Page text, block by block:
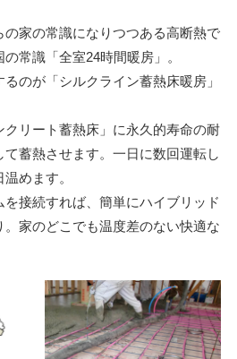
の家の常識になりつつある高断熱で
常識「全室24時間暖房」。
のが「シルクライン蓄熱床暖房」
リート蓄熱床」に永久的寿命の耐
蓄熱させます。一日に数回運転し
めます。
接続すれば、簡単にハイブリッド
家のどこでも温度差のない快適な